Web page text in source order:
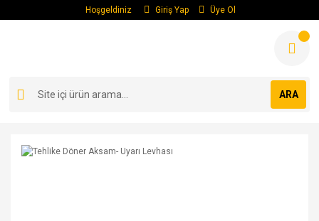
Hoşgeldiniz Giriş Yap Üye Ol
ARA